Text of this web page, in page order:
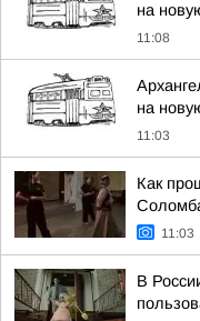
на
11:08
на
11:03
Как
11:03
В